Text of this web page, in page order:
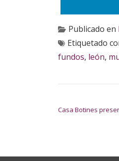
Publicado en
Etiquetado
fundos, león,
Casa Botines